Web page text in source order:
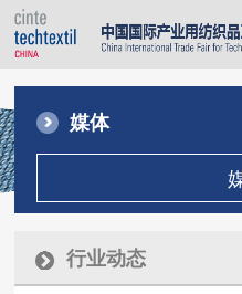
媒体
行业动态